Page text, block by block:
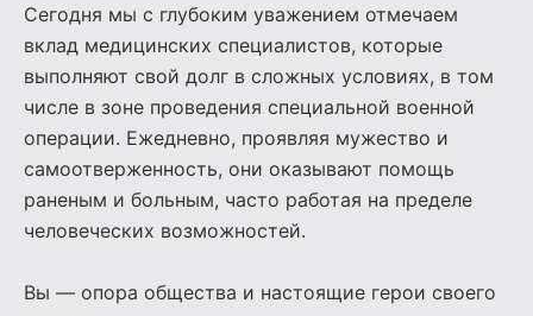
Сегодня мы с глубоким уважением отмечаем
вклад медицинских специалистов, которые
выполняют свой долг в сложных условиях, в том
числе в зоне проведения специальной военной
операции. Ежедневно, проявляя мужество и
самоотверженность, они оказывают помощь
раненым и больным, часто работая на пределе
человеческих возможностей.
Вы — опора общества и настоящие герои своего